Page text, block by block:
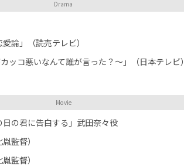
Drama
論」（読売テレビ）
ッコ悪いなんて誰が言った？〜」（日本テレビ）
Movie
の君に告白する」武田奈々役
監督）
監督）